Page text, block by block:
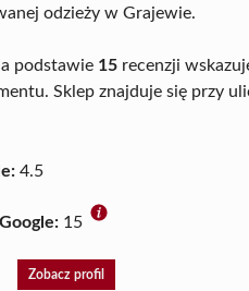
odzieży w Grajewie.
podstawie 15 recenzji
Sklep znajduje się przy
4.5
15
Zobacz profil